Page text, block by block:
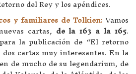
del Rey y los apéndices.
y familiares de Tolkien:Vamos
cartas, de la 163 a la 165.
la publicación de “El retorno
dos cartas muy interesantes. En la
de mucho de su legendarium, de